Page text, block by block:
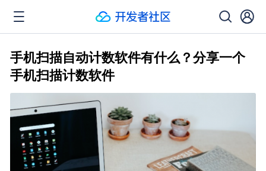
手机扫描自动计数软件有什么？分享一个
手机扫描计数软件